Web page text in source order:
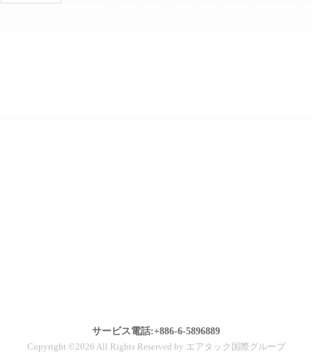
サービス電話:+886-6-5896889
Copyright ©2026 All Rights Reserved by エアタック国際グループ